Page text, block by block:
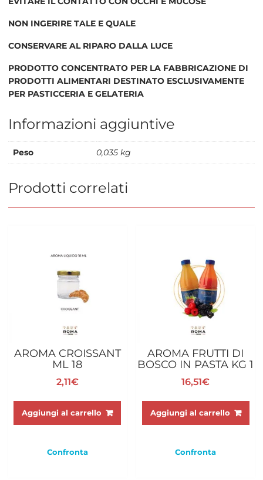
NON INGERIRE TALE E QUALE
CONSERVARE AL RIPARO DALLA LUCE
PRODOTTO CONCENTRATO PER LA FABBRICAZIONE DI
PRODOTTI ALIMENTARI DESTINATO ESCLUSIVAMENTE
PER PASTICCERIA E GELATERIA
Informazioni aggiuntive
Peso 0,035 kg
Prodotti correlati
AROMA CROISSANT
ML 18
2,11€
Aggiungi al carrello
Confronta
AROMA FRUTTI DI
BOSCO IN PASTA KG 1
16,51€
Aggiungi al carrello
Confronta